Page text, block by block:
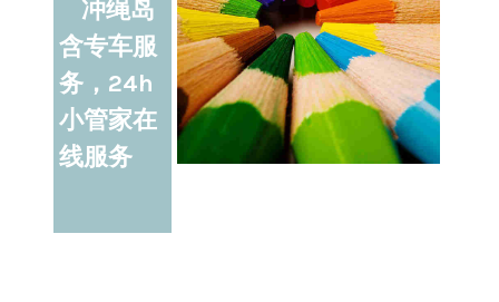
冲绳岛
含专车服
务，24h
小管家在
线服务